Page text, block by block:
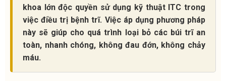
khoa lớn độc quyền sử dụng kỹ thuật ITC trong
việc điều trị bệnh trĩ. Việc áp dụng phương pháp
này sẽ giúp cho quá trình loại bỏ các búi trĩ an
toàn, nhanh chóng, không đau đớn, không chảy
máu.